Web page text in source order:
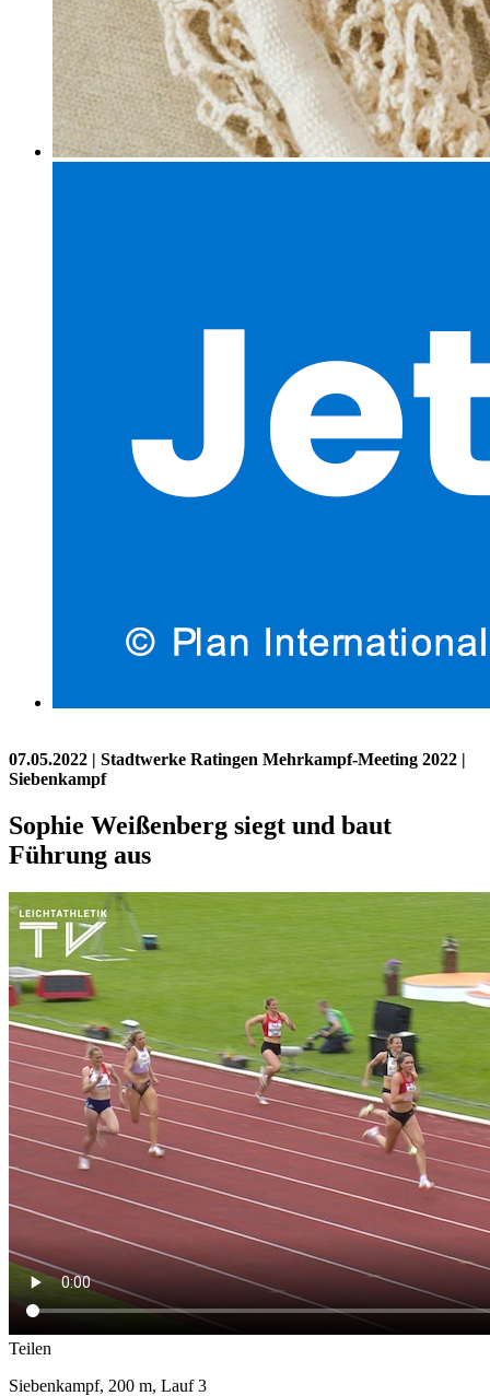
07.05.2022 | Stadtwerke Ratingen Mehrkampf-Meeting 2022 |
Siebenkampf
Sophie Weißenberg siegt und baut
Führung aus
Teilen
Siebenkampf, 200 m, Lauf 3